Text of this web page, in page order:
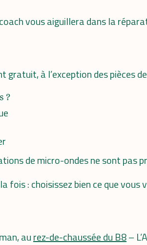
vous aiguillera dans la
gratuit, à l’exception des pièces
?
de micro-ondes ne sont pas
fois : choisissez bien ce que
aurez-de-chaussée du B8–